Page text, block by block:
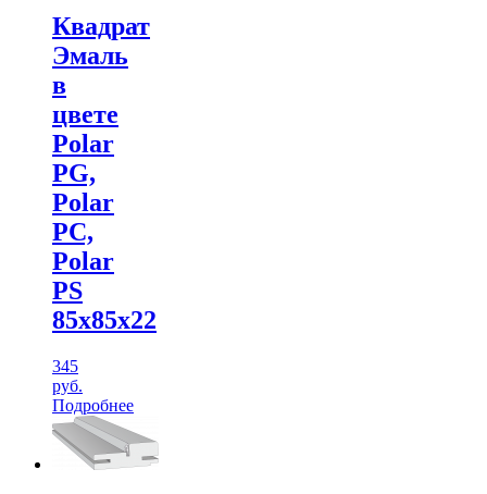
Квадрат
Эмаль
в
цвете
Polar
PG,
Polar
PC,
Polar
PS
85х85х22
345
руб.
Подробнее